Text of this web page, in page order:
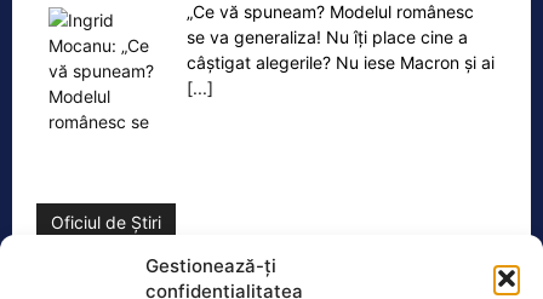
Gestionează-ți
confidențialitatea
„Ce vă spuneam? Modelul românesc
se va generaliza! Nu îți place cine a
câștigat alegerile? Nu iese Macron și ai
[...]
Oficiul de Știri
Situație explozivă la FIFA: Gianni Infantino e „acum mai